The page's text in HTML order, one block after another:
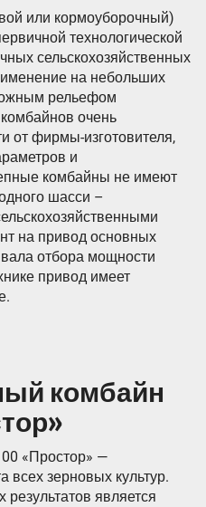
или кормоуборочный)
технологической
сельскохозяйственных
на небольших
рельефом
очень
от фирмы-изготовителя,
и
комбайны не имеют
шасси –
на привод основных
отбора мощности
привод имеет
комбайн
«Простор» —
всех зерновых культур.
является